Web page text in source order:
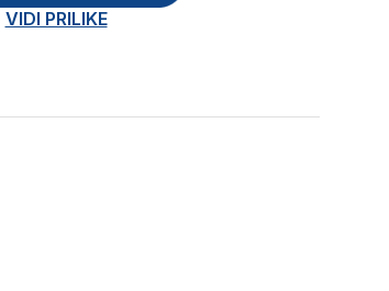
VIDI PRILIKE